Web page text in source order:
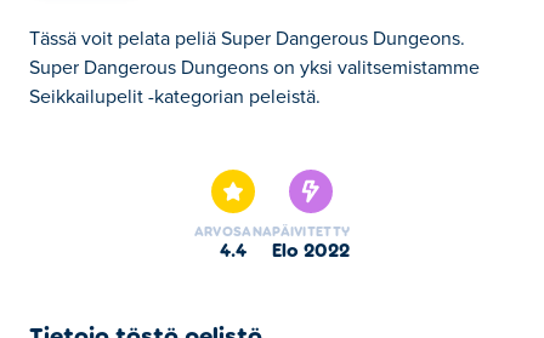
Tässä voit pelata peliä Super Dangerous Dungeons.
Super Dangerous Dungeons on yksi valitsemistamme
Seikkailupelit -kategorian peleistä.
Seikkailupelit -kategorian peleistä.
ARVOSANA
4.4
PÄIVITETTY
elo 2022